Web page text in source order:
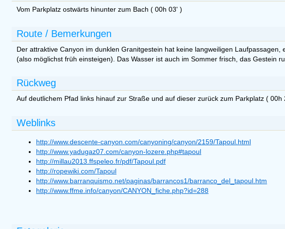
Vom Parkplatz ostwärts hinunter zum Bach ( 00h 03' )
Route / Bemerkungen
Der attraktive Canyon im dunklen Granitgestein hat keine langweiligen
(also möglichst früh einsteigen). Das Wasser ist auch im Sommer frisch, das Gestein
Rückweg
Auf deutlichem Pfad links hinauf zur Straße und auf dieser zurück zum Parkplatz ( 00h
Weblinks
http://www.descente-canyon.com/canyoning/canyon/2159/Tapoul.html
http://www.yadugaz07.com/canyon-lozere.php#tapoul
http://millau2013.ffspeleo.fr/pdf/Tapoul.pdf
http://ropewiki.com/Tapoul
http://www.barranquismo.net/paginas/barrancos1/barranco_del_tapoul.htm
http://www.ffme.info/canyon/CANYON_fiche.php?id=288